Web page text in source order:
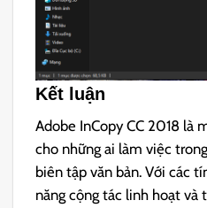
Kết luận
Adobe InCopy CC 2018 là
cho những ai làm việc
biên tập văn bản. Với các
năng cộng tác linh hoạt